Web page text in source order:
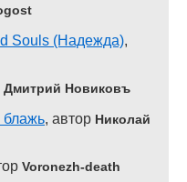
Souls (Надежда),
Дмитрий Новиковъ
блажь, автор Николай
Voronezh-death